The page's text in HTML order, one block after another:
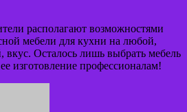
располагают возможностями
мебели для кухни на любой,
Осталось лишь выбрать мебель
изготовление профессионалам!